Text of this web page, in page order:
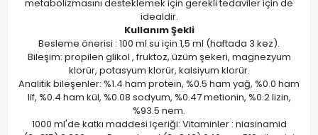
metabolizmasını desteklemek için gerekli tedaviler için de
idealdir.
Kullanım Şekli
Besleme önerisi : 100 ml su için 1,5 ml (haftada 3 kez).
Bileşim: propilen glikol , fruktoz, üzüm şekeri, magnezyum
klorür, potasyum klorür, kalsiyum klorür.
Analitik bileşenler: %1.4 ham protein, %0.5 ham yağ, %0.0 ham
lif, %0.4 ham kül, %0.08 sodyum, %0.47 metionin, %0.2 lizin,
%93.5 nem.
1000 ml'de katkı maddesi içeriği: Vitaminler : niasinamid